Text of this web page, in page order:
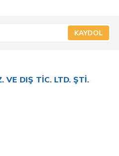
KAYDOL
VE DIŞ TİC. LTD. ŞTİ.